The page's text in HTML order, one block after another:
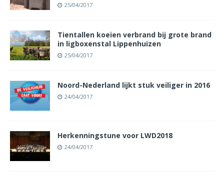
25/04/2017
Tientallen koeien verbrand bij grote brand
in ligboxenstal Lippenhuizen
25/04/2017
Noord-Nederland lijkt stuk veiliger in 2016
24/04/2017
Herkenningstune voor LWD2018
24/04/2017